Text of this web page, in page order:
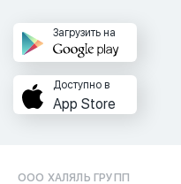
Загрузить на
Доступно в
App Store
ООО ХАЛЯЛЬ ГРУПП